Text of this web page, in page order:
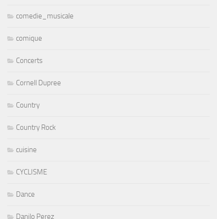
comedie_musicale
comique
Concerts
Cornell Dupree
Country
Country Rock
cuisine
CYCLISME
Dance
Danilo Perez